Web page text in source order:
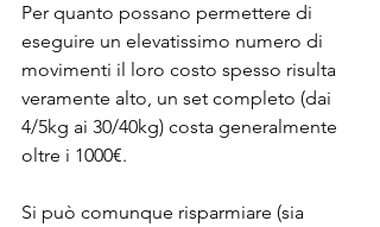
Per quanto possano permettere di
eseguire un elevatissimo numero di
movimenti il loro costo spesso risulta
veramente alto, un set completo (dai
4/5kg ai 30/40kg) costa generalmente
oltre i 1000€.
Si può comunque risparmiare (sia